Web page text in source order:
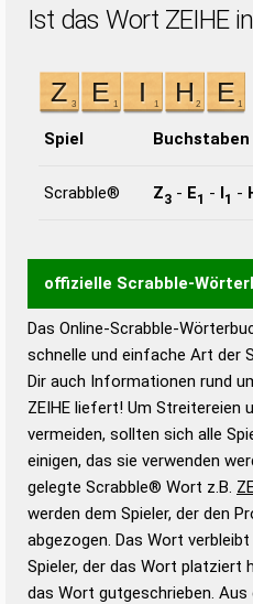
Ist das Wort ZEIHE
Spiel Buchstaben
Scrabble® Z3 - E1 - I1 -
offizielle Scrabble-
Wortwurzel liefert mit Hilfe
Wortanalyse-Algorithmus
Wortbedeutung,
Gültigkeit eines Wortes für
bestimmen!
zugelassene
Wörterbücher sind:
Duden
Duden
Deutsch
Das Online-Scrabble-
schnelle und einfache Art der
Dir auch Informationen rund
ZEIHE liefert! Um Streitereien
vermeiden, sollten sich alle
einigen, das sie verwenden
gelegte Scrabble® Wort z.B.
werden dem Spieler, der den
abgezogen. Das Wort
Spieler, der das Wort platziert
das Wort gutgeschrieben. Aus